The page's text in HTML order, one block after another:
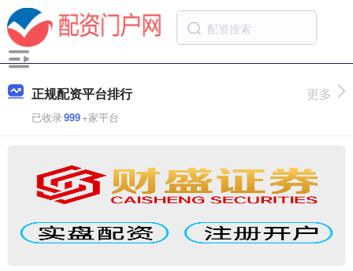
正规配资平台排行
已收录999+家平台
更多